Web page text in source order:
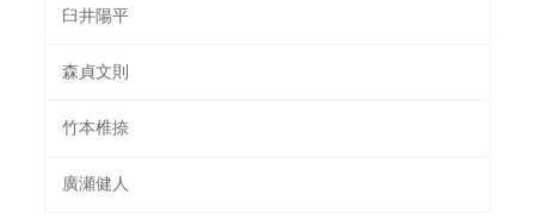
臼井陽平
森貞文則
竹本椎捺
廣瀬健人